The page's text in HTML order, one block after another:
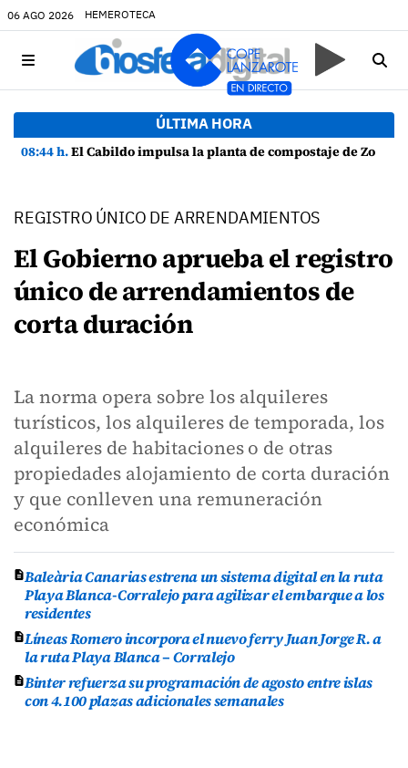
06 AGO 2026 HEMEROTECA
ÚLTIMA HORA
08:44 h.El Cabildo impulsa la planta de compostaje de Zonzamas para tratar 4.375 toneladas de biorresiduos
REGISTRO ÚNICO DE ARRENDAMIENTOS
El Gobierno aprueba el registro
único de arrendamientos de
corta duración
La norma opera sobre los alquileres
turísticos, los alquileres de temporada, los
alquileres de habitacioneso de otras
propiedades alojamiento de corta duración
y que conlleven una remuneración
económica
Baleària Canarias estrena un sistema digital en la ruta
Playa Blanca-Corralejo para agilizar el embarque a los
residentes
Líneas Romero incorpora el nuevo ferry Juan Jorge R. a
la ruta Playa Blanca – Corralejo
Binter refuerza su programación de agosto entre islas
con 4.100 plazas adicionales semanales